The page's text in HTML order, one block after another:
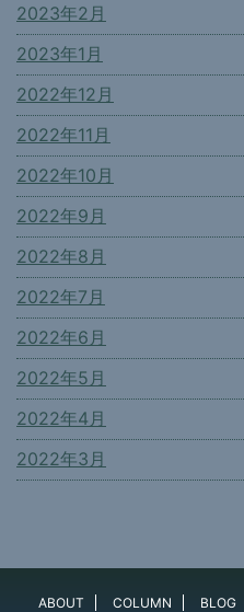
2023年2月
2023年1月
2022年12月
2022年11月
2022年10月
2022年9月
2022年8月
2022年7月
2022年6月
2022年5月
2022年4月
2022年3月
ABOUT COLUMN BLOG